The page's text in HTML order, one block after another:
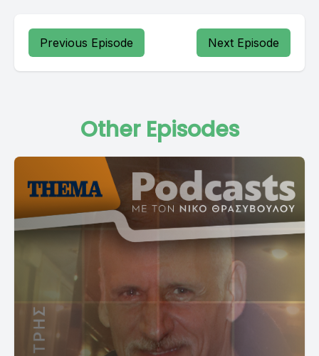
Previous Episode Next Episode
Other Episodes